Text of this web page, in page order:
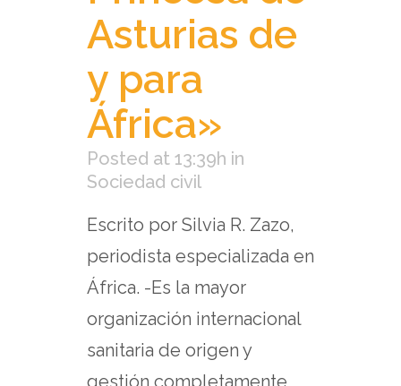
Asturias de
y para
África»
Posted at 13:39h in
Sociedad civil
Escrito por Silvia R. Zazo,
periodista especializada en
África. -Es la mayor
organización internacional
sanitaria de origen y
gestión completamente